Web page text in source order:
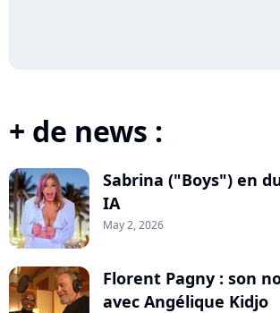
+ de news :
Sabrina ("Boys") en
IA
May 2, 2026
Florent Pagny : son
avec Angélique Kidjo